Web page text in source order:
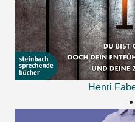
Henri